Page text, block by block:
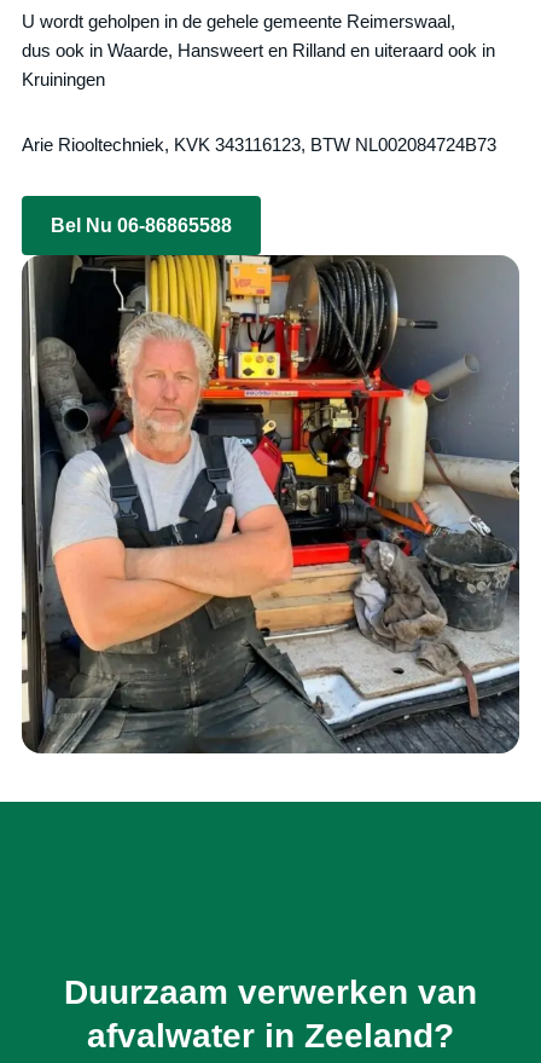
U wordt geholpen in de gehele gemeente Reimerswaal,
dus ook in Waarde, Hansweert en Rilland en uiteraard ook in
Kruiningen
Arie Riooltechniek, KVK 343116123, BTW NL002084724B73
Bel Nu 06-86865588
Duurzaam verwerken van
afvalwater in Zeeland?